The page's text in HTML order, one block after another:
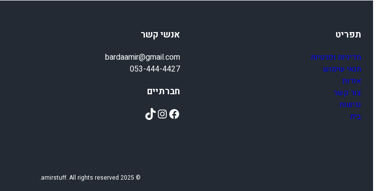
תפריט
מדיניות ופרטיות
תנאי שימוש
אודות
צור קשר
נגישות
בית
אנשי קשר
bardaamir@gmail.com
053-444-4427
חברתיים
Facebook
Instagram
TikTok
© 2025 amirstuff. All rights reserved.